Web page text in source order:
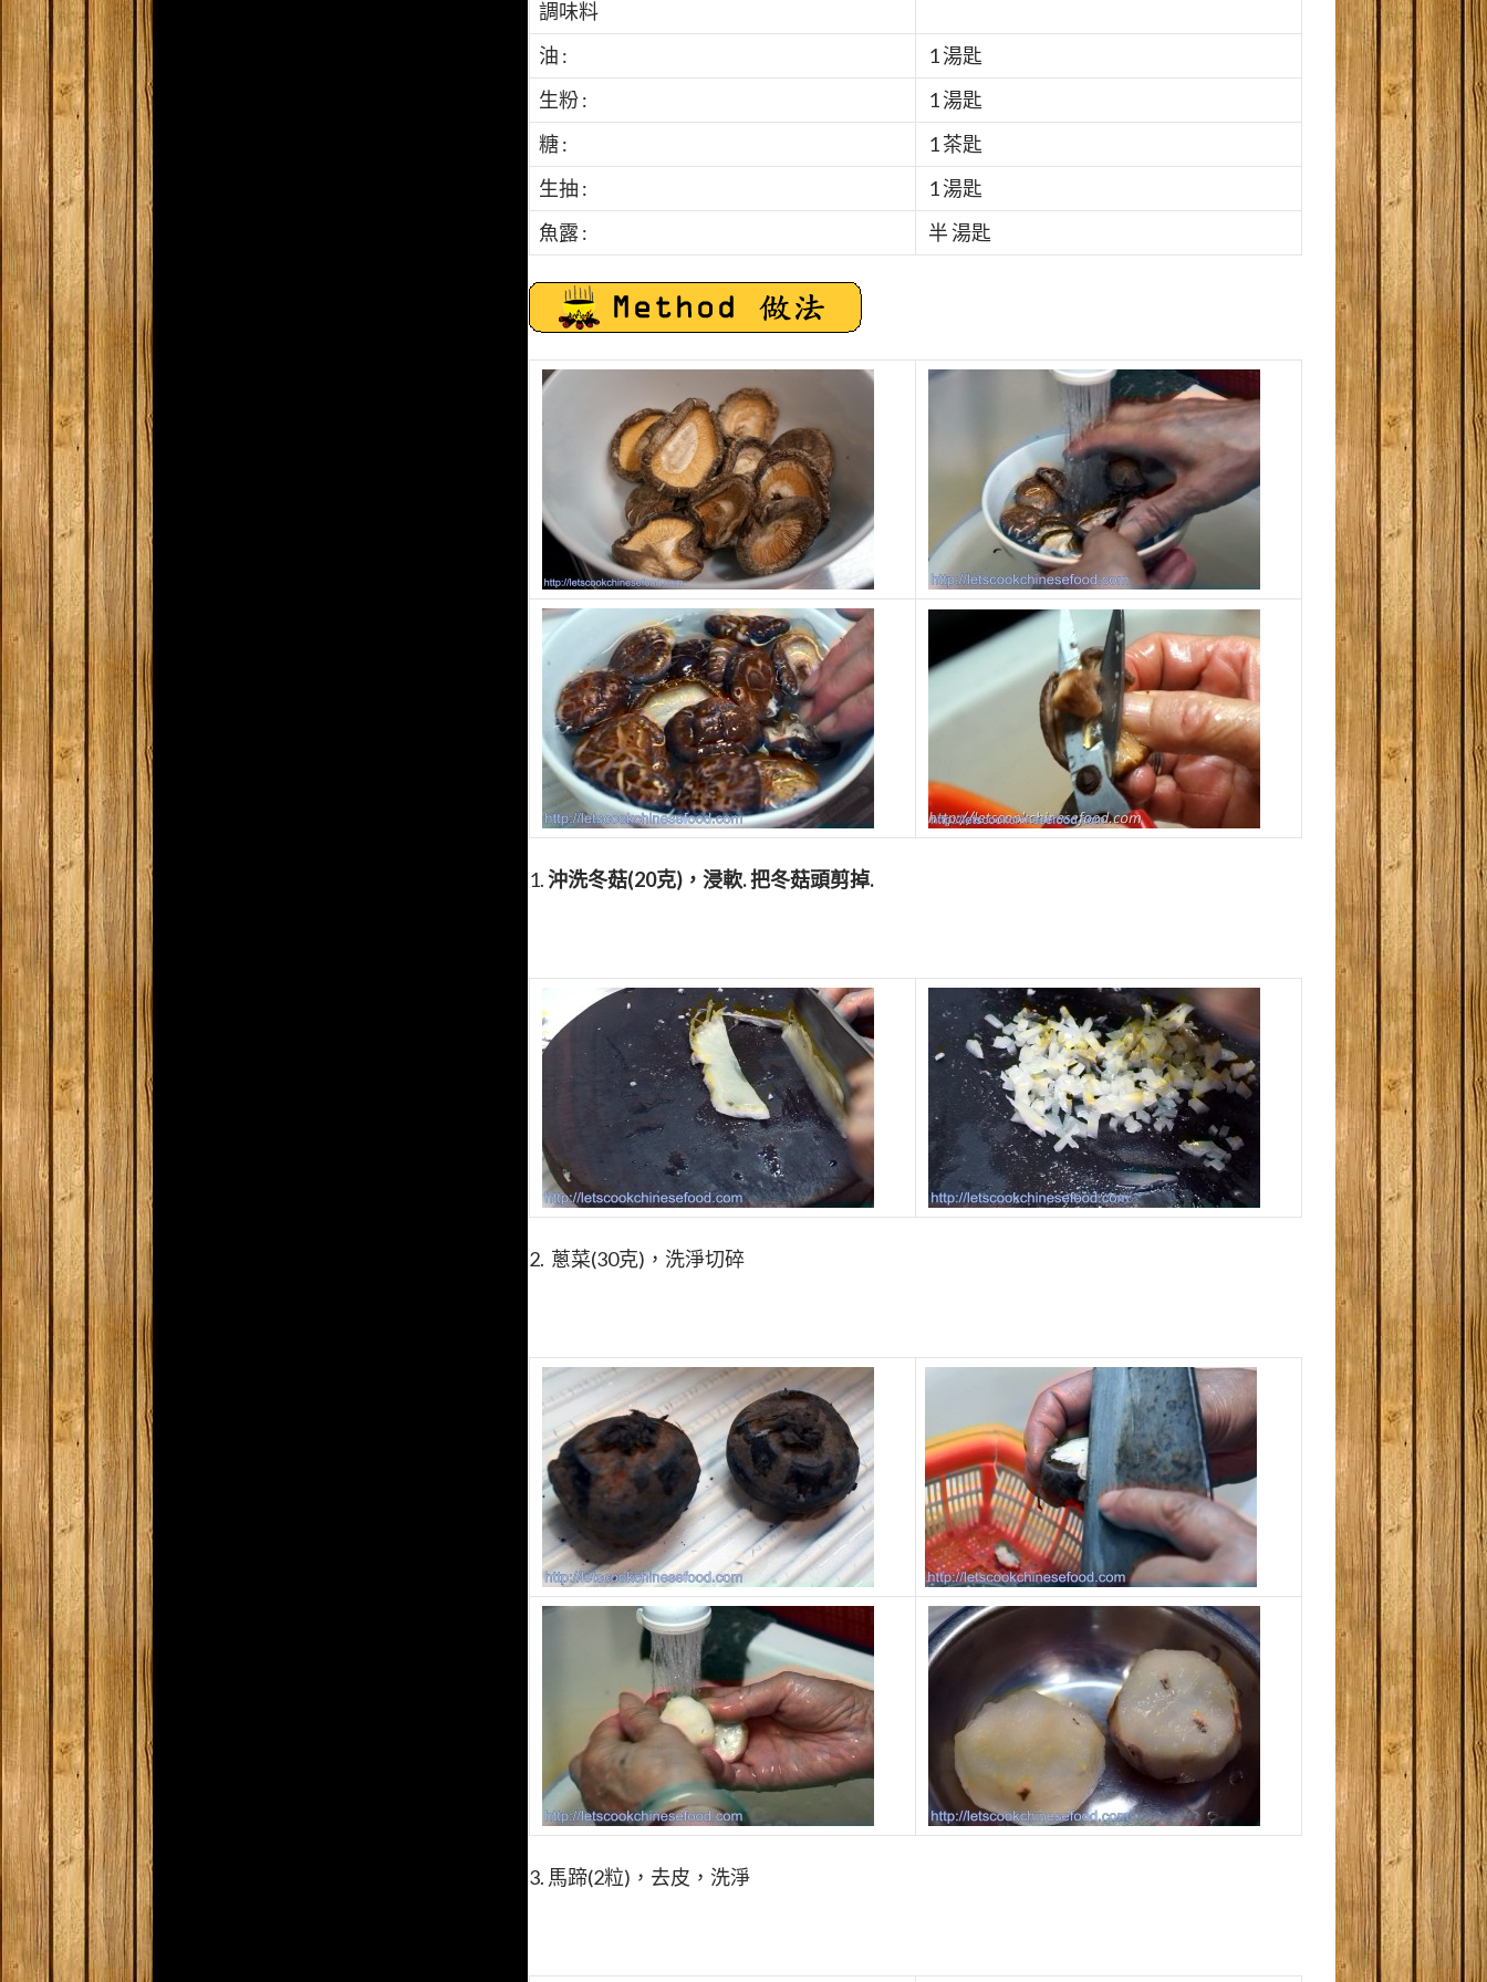
調味料
油 :
1 湯匙
生粉 :
1 湯匙
糖 :
1 茶匙
生抽 :
1 湯匙
魚露 :
半 湯匙
1.沖洗冬菇(20克)，浸軟.把冬菇頭剪掉.
2. 蔥菜(30克)，洗淨切碎
3. 馬蹄(2粒)，去皮，洗淨